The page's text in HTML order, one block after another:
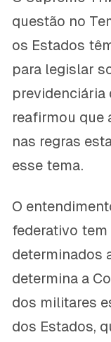
questão no
os Estados
para legislar
previdenciária
reafirmou que
nas regras
esse tema.
O
federativo
determinados
determina a
dos militares
dos Estados,